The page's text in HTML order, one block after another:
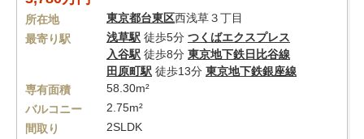
所在地 東京都台東区西浅草３丁目
最寄り駅
浅草駅 徒歩5分 つくばエクスプレス
入谷駅 徒歩8分 東京地下鉄日比谷線
田原町駅 徒歩13分 東京地下鉄銀座線
専有面積
58.30m²
バルコニー
2.75m²
間取り
2SLDK